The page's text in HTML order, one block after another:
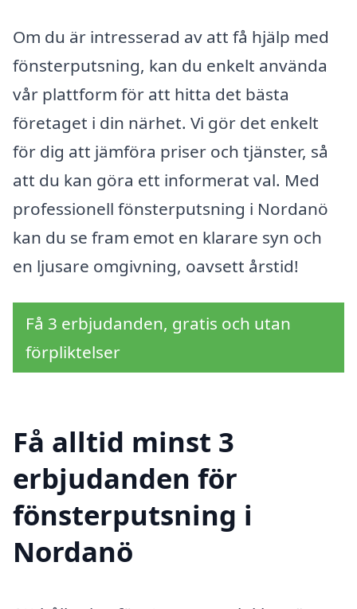
Om du är intresserad av att få hjälp med
fönsterputsning, kan du enkelt använda
vår plattform för att hitta det bästa
företaget i din närhet. Vi gör det enkelt
för dig att jämföra priser och tjänster, så
att du kan göra ett informerat val. Med
professionell fönsterputsning i Nordanö
kan du se fram emot en klarare syn och
en ljusare omgivning, oavsett årstid!
Få 3 erbjudanden, gratis och utan
förpliktelser
Få alltid minst 3
erbjudanden för
fönsterputsning i
Nordanö